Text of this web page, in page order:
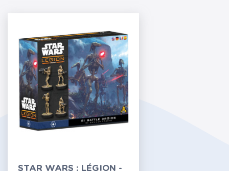
STAR WARS : LÉGION -